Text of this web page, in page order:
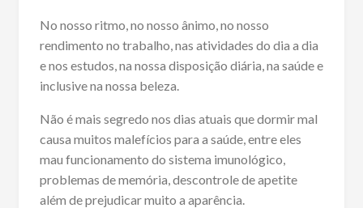
No nosso ritmo, no nosso ânimo, no nosso
rendimento no trabalho, nas atividades do dia a dia
e nos estudos, na nossa disposição diária, na saúde e
inclusive na nossa beleza.
Não é mais segredo nos dias atuais que dormir mal
causa muitos malefícios para a saúde, entre eles
mau funcionamento do sistema imunológico,
problemas de memória, descontrole de apetite
além de prejudicar muito a aparência.